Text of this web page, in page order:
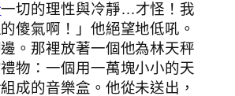
一切的理性與冷靜…才怪！我
傻氣啊！」他絕望地低吼。
。那裡放著一個他為林天秤
物：一個用一萬塊小小的天
成的音樂盒。他從未送出，